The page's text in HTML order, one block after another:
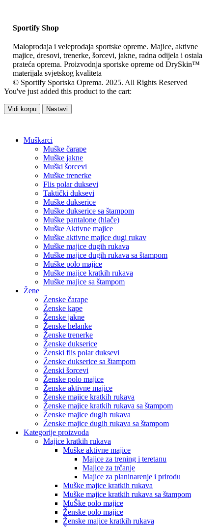
Sportify Shop
Maloprodaja i veleprodaja sportske opreme. Majice, aktivne
majice, dresovi, trenerke, šorcevi, jakne, radna odijela i ostala
prateća oprema. Proizvodnja sportske opreme od DrySkin™
materijala svjetskog kvaliteta
© Sportify Sportska Oprema. 2025. All Rights Reserved
You've just added this product to the cart:
Vidi korpu Nastavi
Muškarci
Muške čarape
Muške jakne
Muški šorcevi
Muške trenerke
Flis polar duksevi
Taktički duksevi
Muške dukserice
Muške dukserice sa štampom
Muške pantalone (hlače)
Muške Aktivne majice
Muške aktivne majice dugi rukav
Muške majice dugih rukava
Muške majice dugih rukava sa štampom
Muške polo majice
Muške majice kratkih rukava
Muške majice sa štampom
Žene
Ženske čarape
Ženske kape
Ženske jakne
Ženske helanke
Ženske trenerke
Ženske dukserice
Ženski flis polar duksevi
Ženske dukserice sa štampom
Ženski šorcevi
Ženske polo majice
Ženske aktivne majice
Ženske majice kratkih rukava
Ženske majice kratkih rukava sa štampom
Ženske majice dugih rukava
Ženske majice dugih rukava sa štampom
Kategorije proizvoda
Majice kratkih rukava
Muške aktivne majice
Majice za trening i teretanu
Majice za trčanje
Majice za planinarenje i prirodu
Muške majice kratkih rukava
Muške majice kratkih rukava sa štampom
MuŠke polo majice
Ženske polo majice
Ženske majice kratkih rukava